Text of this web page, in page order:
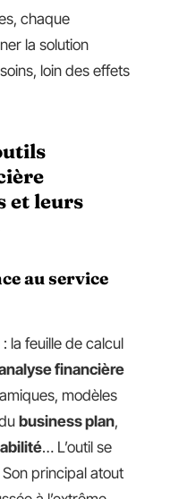
chaque
la solution
loin des effets
et leurs
au service
: la feuille de calcul
financière
modèles
business plan,
… L’outil se
principal atout